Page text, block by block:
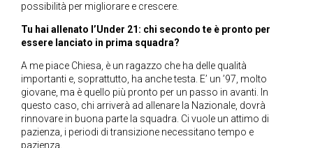
possibilità per migliorare e crescere.
Tu hai allenato l’Under 21: chi secondo te è pronto per
essere lanciato in prima squadra?
A me piace Chiesa, è un ragazzo che ha delle qualità
importanti e, soprattutto, ha anche testa. E’ un ’97, molto
giovane, ma è quello più pronto per un passo in avanti. In
questo caso, chi arriverà ad allenare la Nazionale, dovrà
rinnovare in buona parte la squadra. Ci vuole un attimo di
pazienza, i periodi di transizione necessitano tempo e
pazienza.